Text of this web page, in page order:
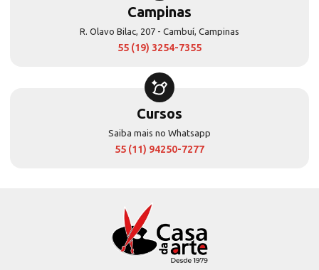
Campinas
R. Olavo Bilac, 207 - Cambuí, Campinas
55 (19) 3254-7355
Cursos
Saiba mais no Whatsapp
55 (11) 94250-7277